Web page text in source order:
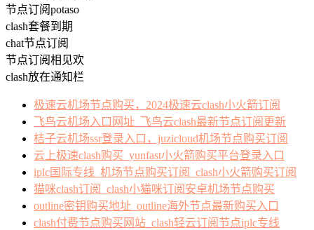
节点订阅potaso
clash套餐到期
chat节点订阅
节点订阅相见欢
clash放在通知栏
极速云机场节点购买，2024极速云clash小火箭订阅
飞鸟云机场入口网址_飞鸟云clash最新节点订阅更新
桔子云机场ssr登录入口，juzicloud机场节点购买订阅
云上极速clash购买_yunfast小火箭购买平台登录入口
iplc国际专线_机场节点购买订阅_clash小火箭购买订阅
猫咪clash订阅_clash小猫咪订阅安卓机场节点购买
outline密钥购买地址_outline海外节点最新购买入口
clash付费节点购买网站_clash轻云订阅节点iplc专线